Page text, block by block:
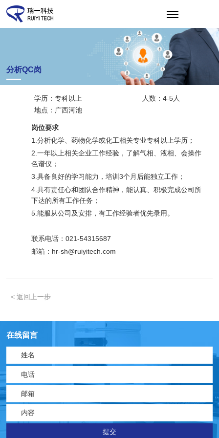
分析QC岗
学历：专科以上
人数：4-5人
地点：广西河池
岗位要求
1.分析化学、药物化学或化工相关专业专科以上学历；
2.一年以上相关企业工作经验，了解气相、液相、会操作
色谱仪；
3.具备良好的学习能力，培训3个月后能独立工作；
4.具有责任心和团队合作精神，能认真、积极完成公司所
下达的所有工作任务；
5.能服从公司及安排，有工作经验者优先录用。
联系电话：021-54315687
邮箱：hr-sh@ruiyitech.com
< 返回上一步
在线留言